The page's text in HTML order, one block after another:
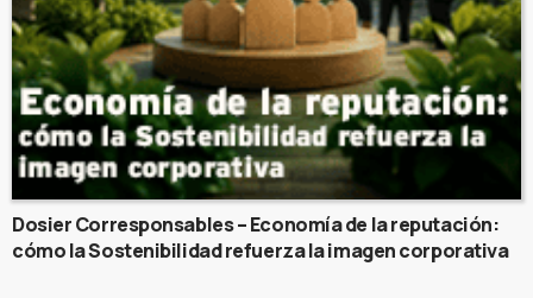
Dosier Corresponsables – Economía de la reputación:
cómo la Sostenibilidad refuerza la imagen corporativa